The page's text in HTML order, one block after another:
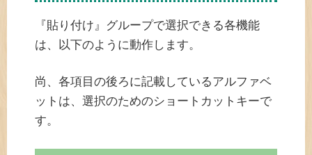
『貼り付け』グループで選択できる各機能
は、以下のように動作します。
尚、各項目の後ろに記載しているアルファベ
ットは、選択のためのショートカットキーで
す。